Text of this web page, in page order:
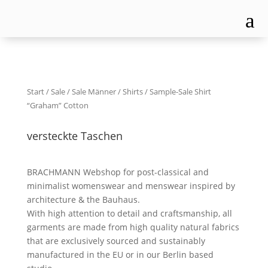
a
Start/Sale/Sale Männer/Shirts/ Sample-Sale Shirt
“Graham” Cotton
versteckte Taschen
BRACHMANN Webshop for post-classical and
minimalist womenswear and menswear inspired by
architecture & the Bauhaus.
With high attention to detail and craftsmanship, all
garments are made from high quality natural fabrics
that are exclusively sourced and sustainably
manufactured in the EU or in our Berlin based